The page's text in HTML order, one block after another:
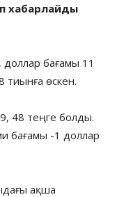
хабарлайды
доллар бағамы 11
тиынға өскен.
48 теңге болды.
бағамы -1 доллар
ақша